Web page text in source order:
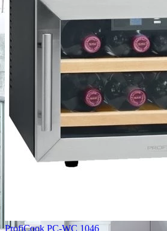
ProfiCook PC-WC 1046